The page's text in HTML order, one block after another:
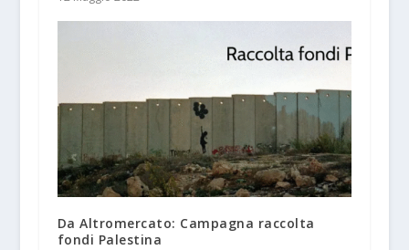
Da Altromercato: Campagna raccolta
fondi Palestina